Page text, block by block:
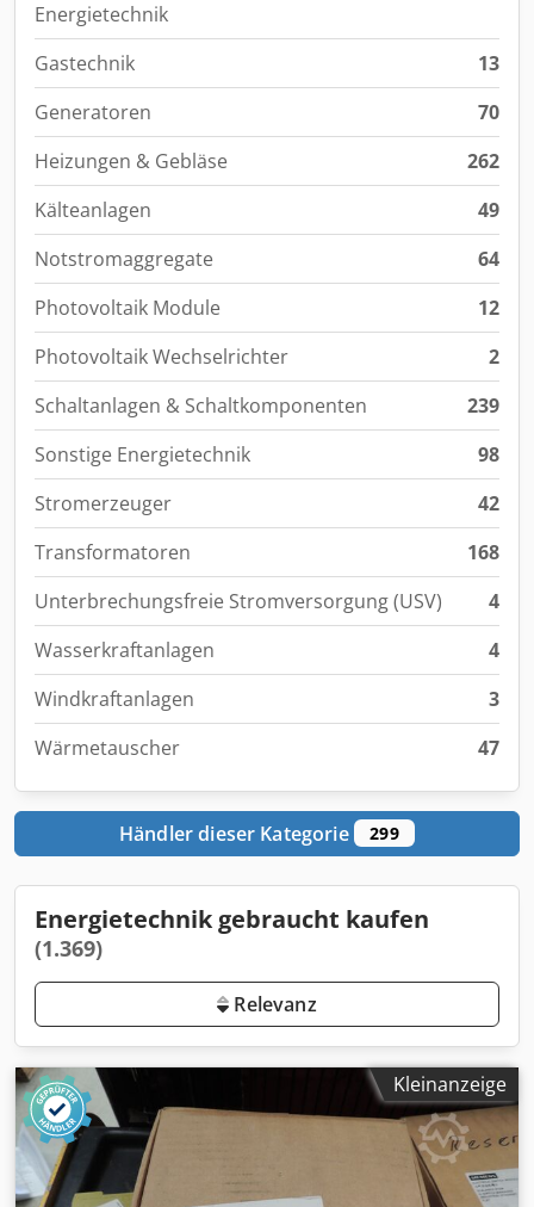
Energietechnik
Gastechnik
13
Generatoren
70
Heizungen & Gebläse
262
Kälteanlagen
49
Notstromaggregate
64
Photovoltaik Module
12
Photovoltaik Wechselrichter
2
Schaltanlagen & Schaltkomponenten
239
Sonstige Energietechnik
98
Stromerzeuger
42
Transformatoren
168
Unterbrechungsfreie Stromversorgung (USV)
4
Wasserkraftanlagen
4
Windkraftanlagen
3
Wärmetauscher
47
Händler dieser Kategorie 299
Energietechnik gebraucht kaufen
(1.369)
Relevanz
Kleinanzeige